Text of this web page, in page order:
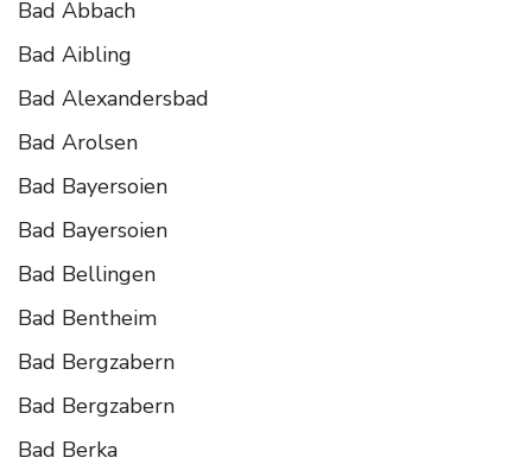
Bad Abbach
Bad Aibling
Bad Alexandersbad
Bad Arolsen
Bad Bayersoien
Bad Bayersoien
Bad Bellingen
Bad Bentheim
Bad Bergzabern
Bad Bergzabern
Bad Berka